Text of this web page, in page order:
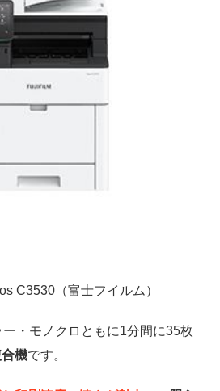
C3530（富士フイルム）
・モノクロともに1分間に35枚
機です。